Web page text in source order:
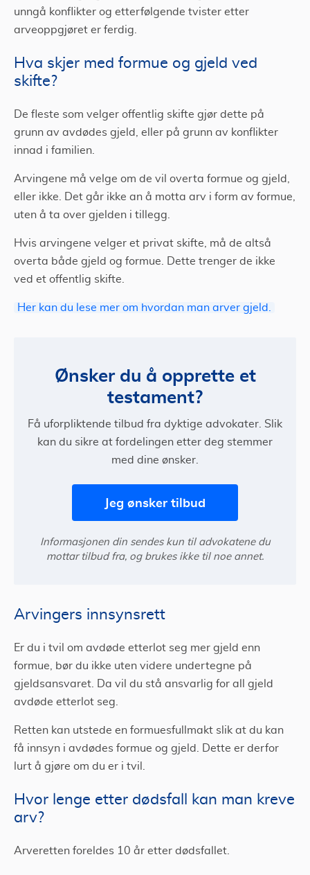
unngå konflikter og etterfølgende tvister etter
arveoppgjøret er ferdig.
Hva skjer med formue og gjeld ved
skifte?
De fleste som velger offentlig skifte gjør dette på
grunn av avdødes gjeld, eller på grunn av konflikter
innad i familien.
Arvingene må velge om de vil overta formue og gjeld,
eller ikke. Det går ikke an å motta arv i form av formue,
uten å ta over gjelden i tillegg.
Hvis arvingene velger et privat skifte, må de altså
overta både gjeld og formue. Dette trenger de ikke
ved et offentlig skifte.
Her kan du lese mer om hvordan man arver gjeld.
Ønsker du å opprette et
testament?
Få uforpliktende tilbud fra dyktige advokater. Slik
kan du sikre at fordelingen etter deg stemmer
med dine ønsker.
Jeg ønsker tilbud
Informasjonen din sendes kun til advokatene du
mottar tilbud fra, og brukes ikke til noe annet.
Arvingers innsynsrett
Er du i tvil om avdøde etterlot seg mer gjeld enn
formue, bør du ikke uten videre undertegne på
gjeldsansvaret. Da vil du stå ansvarlig for all gjeld
avdøde etterlot seg.
Retten kan utstede en formuesfullmakt slik at du kan
få innsyn i avdødes formue og gjeld. Dette er derfor
lurt å gjøre om du er i tvil.
Hvor lenge etter dødsfall kan man kreve
arv?
Arveretten foreldes 10 år etter dødsfallet.